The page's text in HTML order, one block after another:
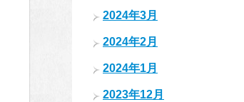
2024年3月
2024年2月
2024年1月
2023年12月